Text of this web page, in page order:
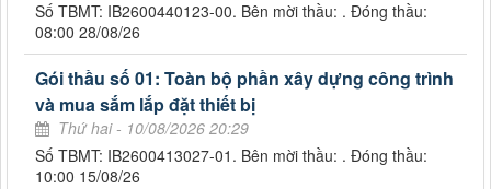
Số TBMT: IB2600440123-00. Bên mời thầu: . Đóng thầu:
08:00 28/08/26
Gói thầu số 01: Toàn bộ phần xây dựng công trình
và mua sắm lắp đặt thiết bị
Thứ hai - 10/08/2026 20:29
Số TBMT: IB2600413027-01. Bên mời thầu: . Đóng thầu:
10:00 15/08/26